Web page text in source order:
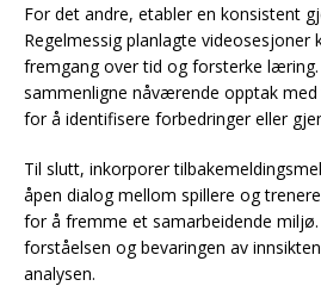
For det andre, etabler en konsistent
Regelmessig planlagte videosesjoner
fremgang over tid og forsterke
sammenligne nåværende opptak
for å identifisere forbedringer eller
Til slutt, inkorporer
åpen dialog mellom spillere og
for å fremme et samarbeidende
forståelsen og bevaringen av
analysen.